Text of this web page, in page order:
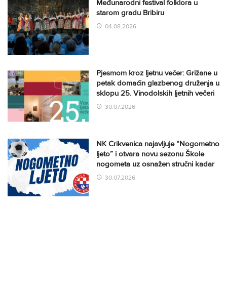
Međunarodni festival folklora u
starom gradu Bribiru
04.08.2026
Pjesmom kroz ljetnu večer: Grižane u
petak domaćin glazbenog druženja u
sklopu 25. Vinodolskih ljetnih večeri
30.07.2026
NK Crikvenica najavljuje “Nogometno
ljeto” i otvara novu sezonu Škole
nogometa uz osnažen stručni kadar
30.07.2026